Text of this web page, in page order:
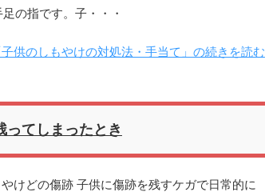
の指です。子・・・
子供のしもやけの対処法・手当て」の続きを読む
ってしまったとき
けどの傷跡 子供に傷跡を残すケガで日常的に